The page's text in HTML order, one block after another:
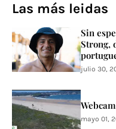
Las más leidas
Sin
Strong,
julio 30,
mayo 01,